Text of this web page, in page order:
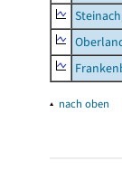
▴ nach oben